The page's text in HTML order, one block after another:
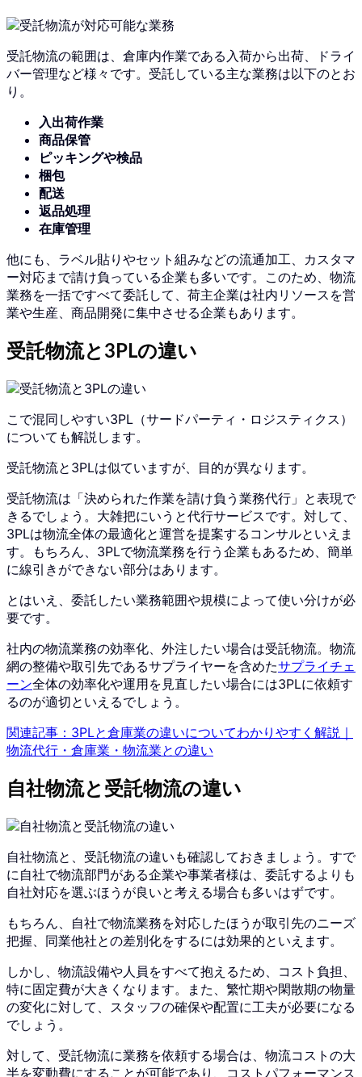
受託物流の範囲は、倉庫内作業である入荷から出荷、ドライ
バー管理など様々です。受託している主な業務は以下のとお
り。
入出荷作業
商品保管
ピッキングや検品
梱包
配送
返品処理
在庫管理
他にも、ラベル貼りやセット組みなどの流通加工、カスタマ
ー対応まで請け負っている企業も多いです。このため、物流
業務を一括ですべて委託して、荷主企業は社内リソースを営
業や生産、商品開発に集中させる企業もあります。
受託物流と3PLの違い
こで混同しやすい3PL（サードパーティ・ロジスティクス）
についても解説します。
受託物流と3PLは似ていますが、目的が異なります。
受託物流は「決められた作業を請け負う業務代行」と表現で
きるでしょう。大雑把にいうと代行サービスです。対して、
3PLは物流全体の最適化と運営を提案するコンサルといえま
す。もちろん、3PLで物流業務を行う企業もあるため、簡単
に線引きができない部分はあります。
とはいえ、委託したい業務範囲や規模によって使い分けが必
要です。
社内の物流業務の効率化、外注したい場合は受託物流。物流
網の整備や取引先であるサプライヤーを含めたサプライチェ
ーン全体の効率化や運用を見直したい場合には3PLに依頼す
るのが適切といえるでしょう。
関連記事：3PLと倉庫業の違いについてわかりやすく解説｜
物流代行・倉庫業・物流業との違い
自社物流と受託物流の違い
自社物流と、受託物流の違いも確認しておきましょう。すで
に自社で物流部門がある企業や事業者様は、委託するよりも
自社対応を選ぶほうが良いと考える場合も多いはずです。
もちろん、自社で物流業務を対応したほうが取引先のニーズ
把握、同業他社との差別化をするには効果的といえます。
しかし、物流設備や人員をすべて抱えるため、コスト負担、
特に固定費が大きくなります。また、繁忙期や閑散期の物量
の変化に対して、スタッフの確保や配置に工夫が必要になる
でしょう。
対して、受託物流に業務を依頼する場合は、物流コストの大
半を変動費にすることが可能であり、コストパフォーマンス